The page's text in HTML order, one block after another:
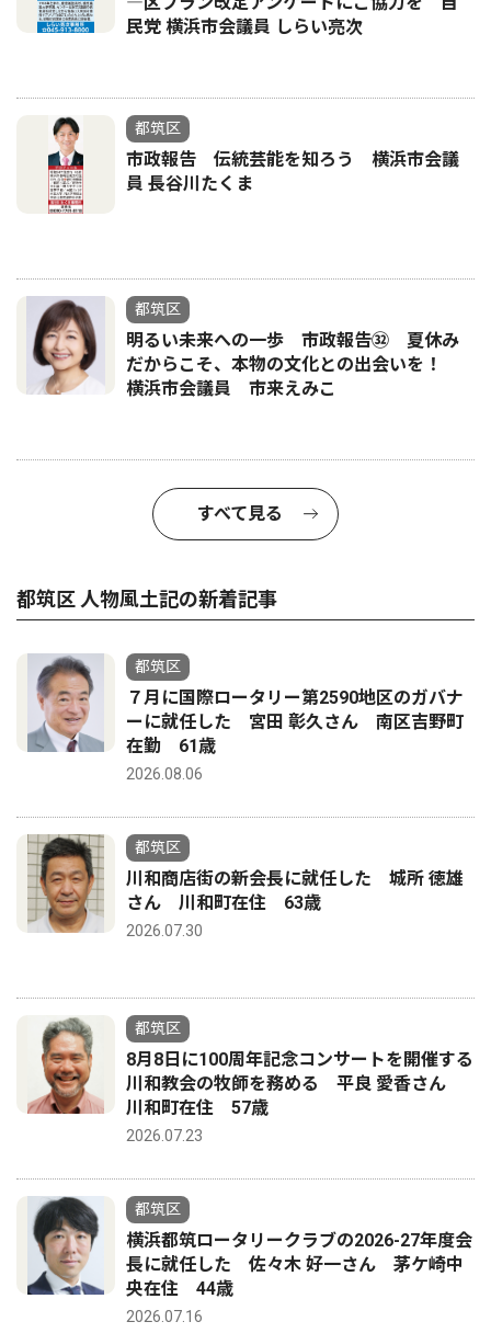
民党 横浜市会議員 しらい亮次
都筑区
市政報告 伝統芸能を知ろう 横浜市会議
員 長谷川たくま
都筑区
明るい未来への一歩 市政報告㉜ 夏休み
だからこそ、本物の文化との出会いを！
横浜市会議員 市来えみこ
すべて見る
都筑区 人物風土記の新着記事
都筑区
７月に国際ロータリー第2590地区のガバナ
ーに就任した 宮田 彰久さん 南区吉野町
在勤 61歳
2026.08.06
都筑区
川和商店街の新会長に就任した 城所 徳雄
さん 川和町在住 63歳
2026.07.30
都筑区
8月8日に100周年記念コンサートを開催する
川和教会の牧師を務める 平良 愛香さん
川和町在住 57歳
2026.07.23
都筑区
横浜都筑ロータリークラブの2026-27年度会
長に就任した 佐々木 好一さん 茅ケ崎中
央在住 44歳
2026.07.16